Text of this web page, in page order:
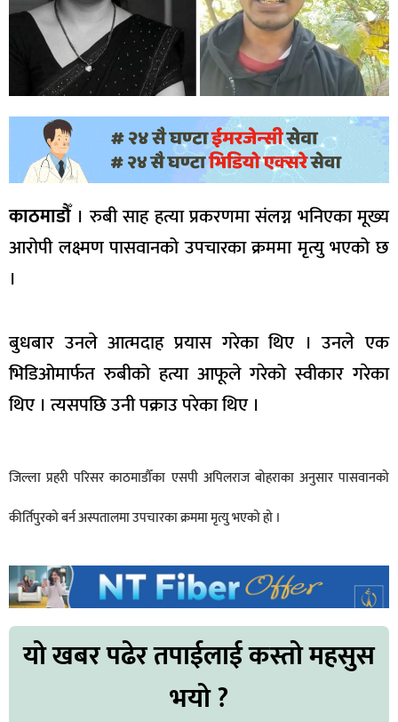
काठमाडौँ। रुबी साह हत्या प्रकरणमा संलग्न भनिएका मूख्य
आरोपी लक्ष्मण पासवानको उपचारका क्रममा मृत्यु भएको छ
।
बुधबार उनले आत्मदाह प्रयास गरेका थिए । उनले एक
भिडिओमार्फत रुबीको हत्या आफूले गरेको स्वीकार गरेका
थिए । त्यसपछि उनी पक्राउ परेका थिए ।
जिल्ला प्रहरी परिसर काठमाडौँका एसपी अपिलराज बोहराका अनुसार पासवानको
कीर्तिपुरको बर्न अस्पतालमा उपचारका क्रममा मृत्यु भएको हो ।
यो खबर पढेर तपाईलाई कस्तो महसुस
भयो ?